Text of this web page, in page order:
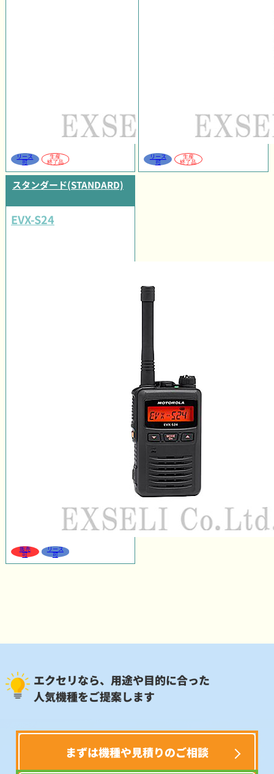
リース
可
生産
終了品
リース
可
生産
終了品
スタンダード(STANDARD)
EVX-S24
販売
可
リース
可
エクセリなら、用途や目的に合った
人気機種をご提案します
まずは機種や見積りのご相談